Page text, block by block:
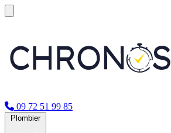
09 72 51 99 85
Plombier